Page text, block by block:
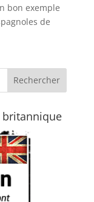
bon exemple
de
britannique